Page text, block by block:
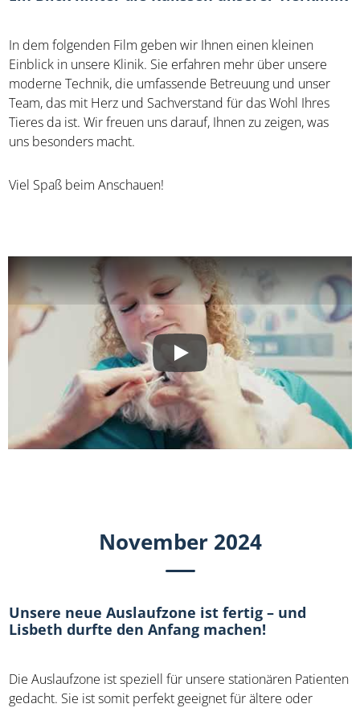
In dem folgenden Film geben wir Ihnen einen kleinen
Einblick in unsere Klinik. Sie erfahren mehr über unsere
moderne Technik, die umfassende Betreuung und unser
Team, das mit Herz und Sachverstand für das Wohl Ihres
Tieres da ist. Wir freuen uns darauf, Ihnen zu zeigen, was
uns besonders macht.
Viel Spaß beim Anschauen!
Play
November 2024
Unsere neue Auslaufzone ist fertig – und
Lisbeth durfte den Anfang machen!
Die Auslaufzone ist speziell für unsere stationären Patienten
gedacht. Sie ist somit perfekt geeignet für ältere oder